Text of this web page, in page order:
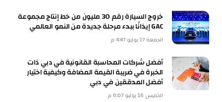
خروج السيارة رقم 30 مليون من خط إنتاج مجموعة
GAC إيذانًا ببدء مرحلة جديدة من النمو العالمي
الجمعة 17 يوليو 4:47 م
أفضل شركات المحاسبة القانونية في دبي ذات
الخبرة في ضريبة القيمة المضافة وكيفية اختيار
أفضل المدققين في دبي
الخميس 16 يوليو 6:07 م